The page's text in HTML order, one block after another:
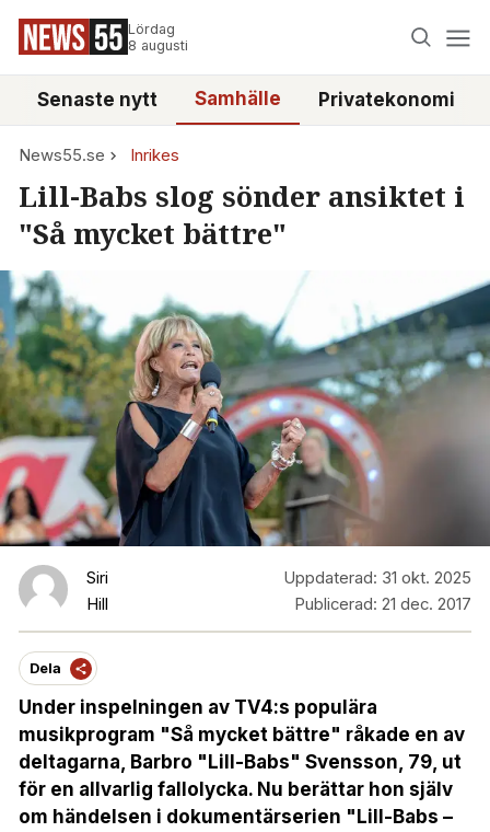
Lördag
8 augusti
Senaste nytt Samhälle Privatekonomi
News55.se Inrikes
Lill-Babs slog sönder ansiktet i
"Så mycket bättre"
Siri
Hill
Uppdaterad: 31 okt. 2025
Publicerad: 21 dec. 2017
Dela
Under inspelningen av TV4:s populära
musikprogram "Så mycket bättre" råkade en av
deltagarna, Barbro "Lill-Babs" Svensson, 79, ut
för en allvarlig fallolycka. Nu berättar hon själv
om händelsen i dokumentärserien "Lill-Babs –